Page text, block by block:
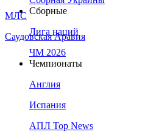
МЛС
Саудовская Аравия
Сборные
Лига наций
ЧМ 2026
Чемпионаты
Англия
Испания
АПЛ Top News